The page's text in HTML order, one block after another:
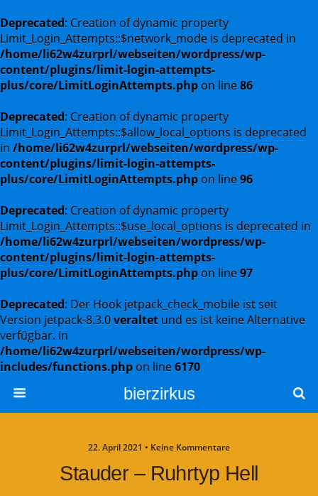
Deprecated: Creation of dynamic property
Limit_Login_Attempts::$network_mode is deprecated in
/home/li62w4zurprl/webseiten/wordpress/wp-
content/plugins/limit-login-attempts-
plus/core/LimitLoginAttempts.php on line86
Deprecated: Creation of dynamic property
Limit_Login_Attempts::$allow_local_options is deprecated
in /home/li62w4zurprl/webseiten/wordpress/wp-
content/plugins/limit-login-attempts-
plus/core/LimitLoginAttempts.php on line96
Deprecated: Creation of dynamic property
Limit_Login_Attempts::$use_local_options is deprecated in
/home/li62w4zurprl/webseiten/wordpress/wp-
content/plugins/limit-login-attempts-
plus/core/LimitLoginAttempts.php on line97
Deprecated: Der Hook jetpack_check_mobile ist seit
Version jetpack-8.3.0veraltet und es ist keine Alternative
verfügbar. in
/home/li62w4zurprl/webseiten/wordpress/wp-
includes/functions.php on line6170
bierzirkus
22. April 2021 • Keine Kommentare
Stauder – Ruhrtyp Hell